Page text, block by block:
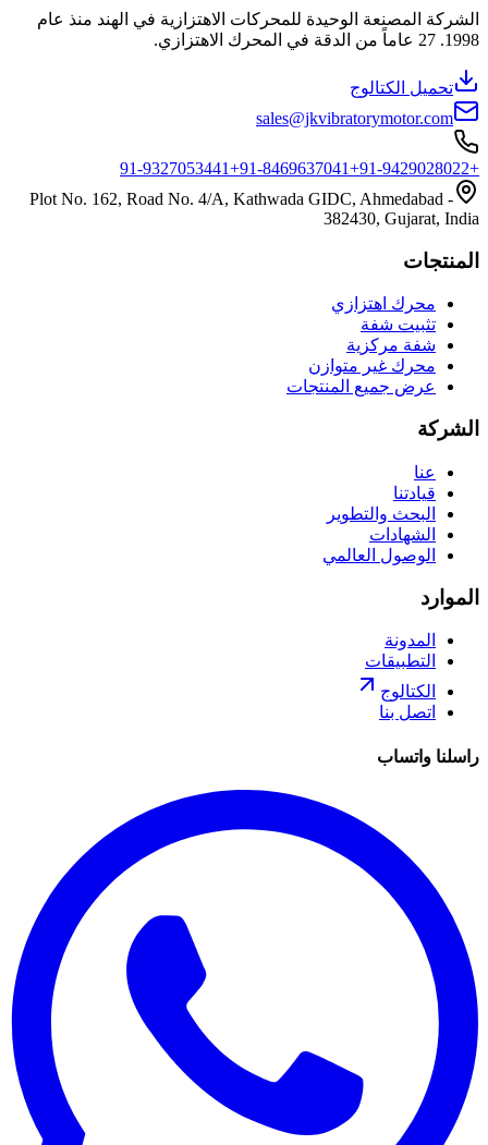
الشركة المصنعة الوحيدة للمحركات الاهتزازية في الهند منذ عام
1998. 27 عاماً من الدقة في المحرك الاهتزازي.
تحميل الكتالوج
sales@jkvibratorymotor.com
+91-9327053441
+91-8469637041+91-9429028022
Plot No. 162, Road No. 4/A, Kathwada GIDC, Ahmedabad -
382430, Gujarat, India
المنتجات
محرك اهتزازي
تثبيت شفة
شفة مركزية
محرك غير متوازن
عرض جميع المنتجات
الشركة
عنا
قيادتنا
البحث والتطوير
الشهادات
الوصول العالمي
الموارد
المدونة
التطبيقات
الكتالوج
اتصل بنا
راسلنا واتساب